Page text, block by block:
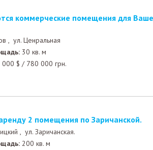
, ул. Ценральная
30 кв. м
000 $ / 780 000 грн.
2 помещения по Заричанской.
, ул. Заричанская.
200 кв. м